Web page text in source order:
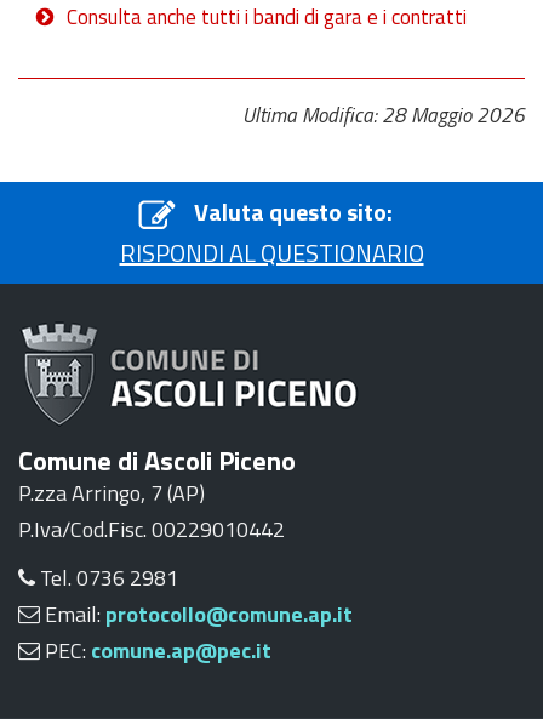
Consulta anche tutti i bandi di gara e i contratti
Ultima Modifica: 28 Maggio 2026
Valuta questo sito:
RISPONDI AL QUESTIONARIO
Comune di Ascoli Piceno
P.zza Arringo, 7 (AP)
P.Iva/Cod.Fisc. 00229010442
Tel. 0736 2981
Email: protocollo@comune.ap.it
PEC: comune.ap@pec.it